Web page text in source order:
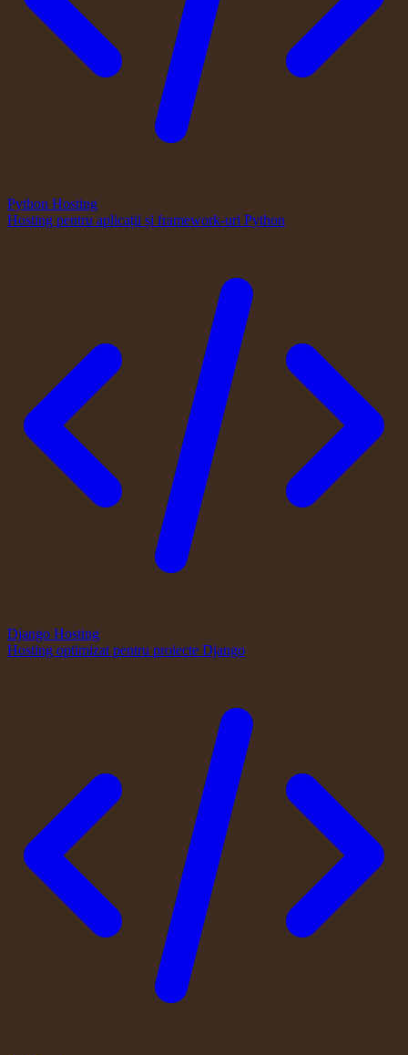
Python Hosting
Hosting pentru aplicații și framework-uri Python
Django Hosting
Hosting optimizat pentru proiecte Django